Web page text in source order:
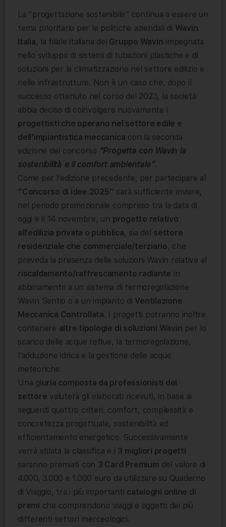
La “progettazione sostenibile” continua a essere un
tema prioritario per le politiche aziendali di Wavin
Italia, la filiale italiana del Gruppo Wavin impegnata
nello sviluppo di sistemi di tubazioni plastiche e di
soluzioni per la climatizzazione nel settore edilizio e
nelle infrastrutture. Non è un caso che, dopo il
successo ottenuto nel corso del 2023, la società
abbia deciso di coinvolgere nuovamente i
progettisti che operano nel settore edile e
dell’impiantistica meccanica con la seconda
edizione del concorso “Progetta con Wavin la
sostenibilità e il comfort ambientale”.
Come per l’edizione precedente, per partecipare al
“Concorso di idee 2025” sarà sufficiente inviare,
nel periodo promozionale compreso tra la data di
oggi e il 14 novembre, un progetto relativo
all’edilizia privata o pubblica, sia del settore
residenziale che commerciale/terziario, che
preveda la presenza delle soluzioni Wavin relative al
riscaldamento/raffrescamento radiante in
abbinamento a un sistema di termoregolazione
Wavin Sentio o a un impianto di Ventilazione
Meccanica Controllata. I progetti potranno inoltre
contenere altre tipologie di soluzioni Wavin per lo
scarico delle acque reflue, la termoregolazione,
l’adduzione idrica e la gestione delle acque
meteoriche.
Una giuria composta da professionisti del
settore valuterà gli elaborati ricevuti, in base ai
seguenti quattro criteri: comfort, complessità e
concretezza progettuale, sostenibilità ed
efficientamento energetico. Successivamente
verrà stilata la classifica e i 3 migliori progetti
saranno premiati con 3 Card Premium del valore di
4.000, 3.000 e 1.000 euro da utilizzare su Quaderno
di Viaggio, tra i più importanti cataloghi online di
premi che comprendono viaggi e oggetti dei più
differenti settori merceologici.